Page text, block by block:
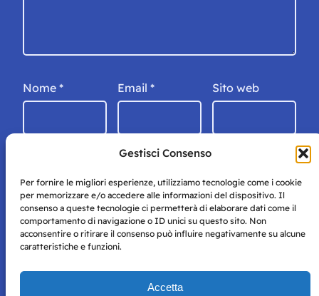
Gestisci Consenso
Per fornire le migliori esperienze, utilizziamo tecnologie come i cookie
per memorizzare e/o accedere alle informazioni del dispositivo. Il
consenso a queste tecnologie ci permetterà di elaborare dati come il
comportamento di navigazione o ID unici su questo sito. Non
acconsentire o ritirare il consenso può influire negativamente su alcune
caratteristiche e funzioni.
Accetta
Nome * Email * Sito web
Storie di Napoli è una testata registrata presso il tribunale di